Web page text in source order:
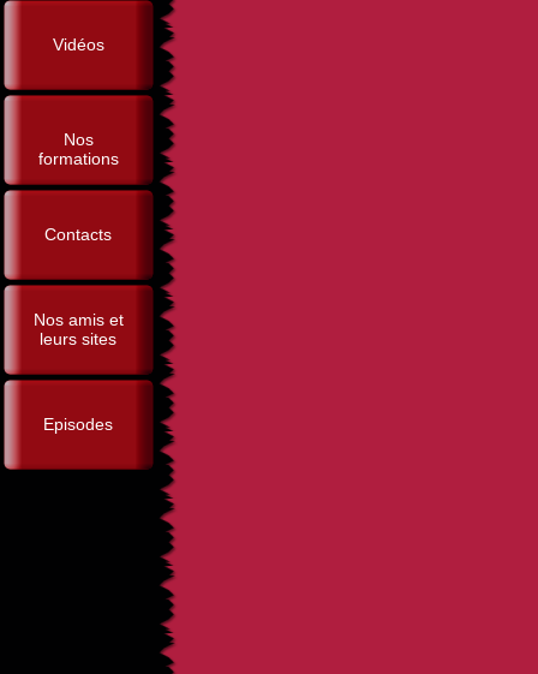
Vidéos
Nos
formations
Contacts
Nos amis et
leurs sites
Episodes